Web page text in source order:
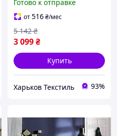
простынь на резинке
Готово к отправке
от516₴/мес
3 099₴
5 142 ₴
Купить
Харьков Текстиль 93%